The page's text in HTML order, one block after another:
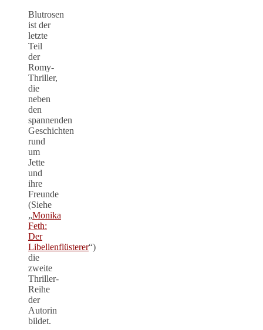
Blutrosen
ist der
letzte
Teil
der
Romy-
Thriller,
die
neben
den
spannenden
Geschichten
rund
um
Jette
und
ihre
Freunde
(Siehe
„Monika
Feth:
Der
Libellenflüsterer“)
die
zweite
Thriller-
Reihe
der
Autorin
bildet.